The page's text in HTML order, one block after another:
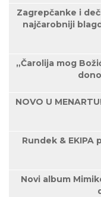
Zagrepčanke i
najčarobniji
„Čarolija mog
NOVO U
Rundek &
Novi album